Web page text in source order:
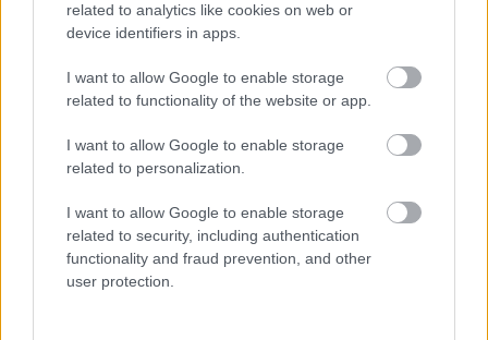
related to analytics like cookies on web or
device identifiers in apps.
I want to allow Google to enable storage
related to functionality of the website or app.
I want to allow Google to enable storage
related to personalization.
I want to allow Google to enable storage
related to security, including authentication
functionality and fraud prevention, and other
user protection.
szabályzatot!
FELIRATKOZÁS